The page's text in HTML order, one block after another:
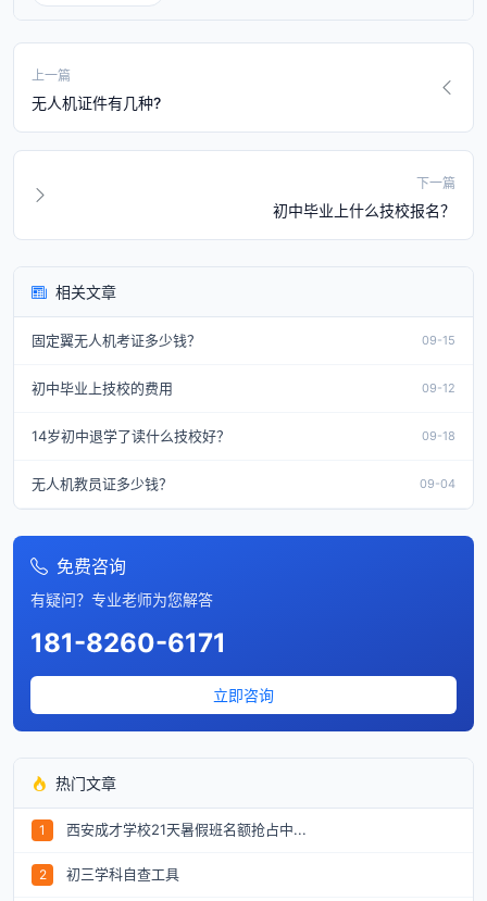
上一篇
无人机证件有几种?
下一篇
初中毕业上什么技校报名？
相关文章
固定翼无人机考证多少钱？ 09-15
初中毕业上技校的费用 09-12
14岁初中退学了读什么技校好？ 09-18
无人机教员证多少钱？ 09-04
免费咨询
有疑问？专业老师为您解答
181-8260-6171
立即咨询
热门文章
1 西安成才学校21天暑假班名额抢占中...
2 初三学科自查工具